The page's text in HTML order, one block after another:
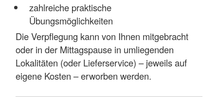
zahlreiche praktische
Übungsmöglichkeiten
Die Verpflegung kann von Ihnen mitgebracht
oder in der Mittagspause in umliegenden
Lokalitäten (oder Lieferservice) – jeweils auf
eigene Kosten – erworben werden.